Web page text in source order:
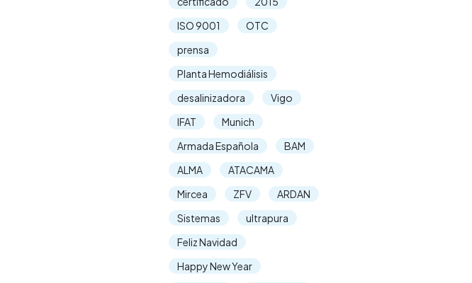
ISO 9001
OTC
prensa
Planta Hemodiálisis
desalinizadora
Vigo
IFAT
Munich
Armada Española
BAM
ALMA
ATACAMA
Mircea
ZFV
ARDAN
Sistemas
ultrapura
Feliz Navidad
Happy New Year